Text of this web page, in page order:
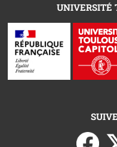
UNIVERSITÉ